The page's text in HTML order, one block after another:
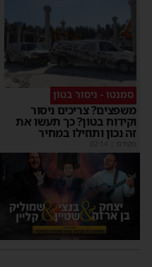
סמנטו - ניסור בטון
משפצים? צריכים ניסור
וקידוח בטון? כך תעשו את
זה נכון ותוזילו במחיר
מקודם